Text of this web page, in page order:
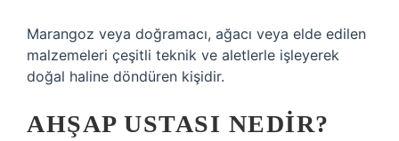
Marangoz veya doğramacı, ağacı veya elde edilen
malzemeleri çeşitli teknik ve aletlerle işleyerek
doğal haline döndüren kişidir.
AHŞAP USTASI NEDIR?